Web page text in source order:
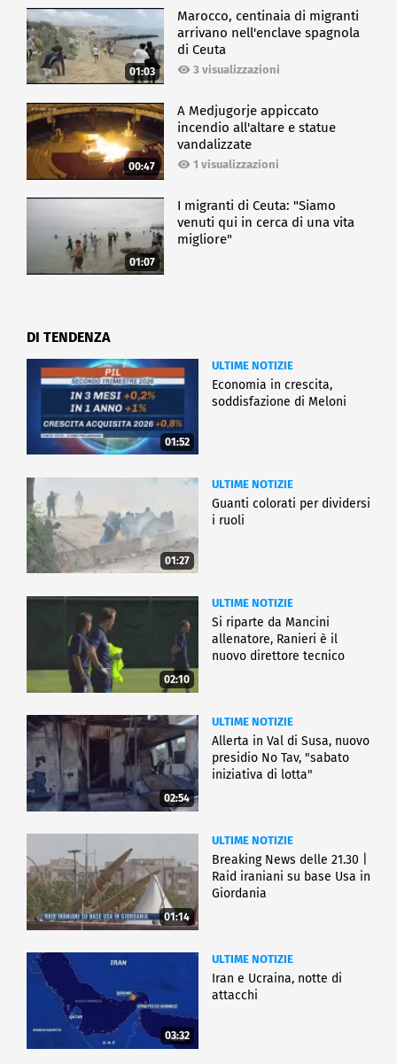
01:03
Marocco, centinaia di migranti
arrivano nell'enclave spagnola
di Ceuta
3 visualizzazioni
00:47
A Medjugorje appiccato
incendio all'altare e statue
vandalizzate
1 visualizzazioni
01:07
I migranti di Ceuta: "Siamo
venuti qui in cerca di una vita
migliore"
DI TENDENZA
01:52
ULTIME NOTIZIE
Economia in crescita,
soddisfazione di Meloni
01:27
ULTIME NOTIZIE
Guanti colorati per dividersi
i ruoli
02:10
ULTIME NOTIZIE
Si riparte da Mancini
allenatore, Ranieri è il
nuovo direttore tecnico
02:54
ULTIME NOTIZIE
Allerta in Val di Susa, nuovo
presidio No Tav, "sabato
iniziativa di lotta"
01:14
ULTIME NOTIZIE
Breaking News delle 21.30 |
Raid iraniani su base Usa in
Giordania
03:32
ULTIME NOTIZIE
Iran e Ucraina, notte di
attacchi